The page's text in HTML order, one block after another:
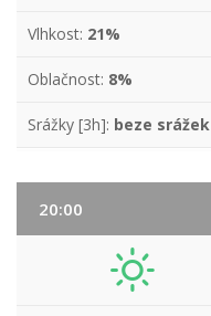
Vlhkost: 21%
Oblačnost: 8%
Srážky [3h]: beze srážek
20:00